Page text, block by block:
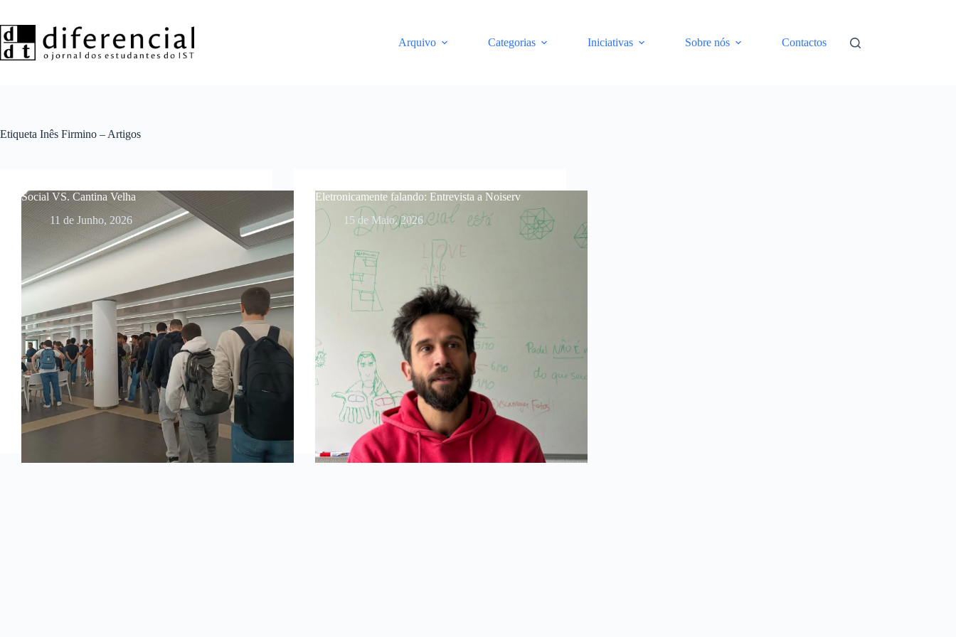
o
conteúdo
Arquivo Categorias Iniciativas Sobre nós Contactos
Etiqueta Inês Firmino – Artigos
Social VS. Cantina Velha
11 de Junho, 2026
Eletronicamente falando: Entrevista a Noiserv
15 de Maio, 2026